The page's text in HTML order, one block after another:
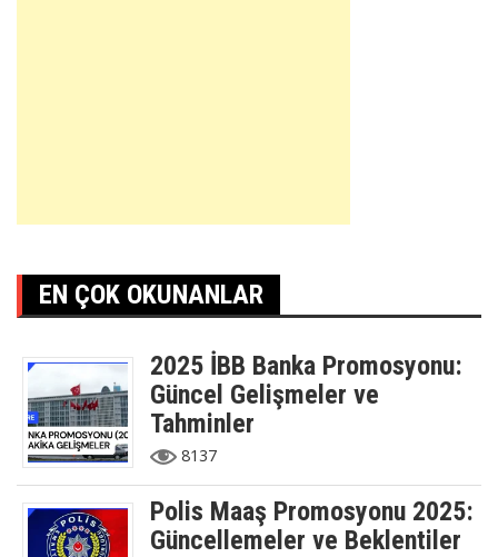
EN ÇOK OKUNANLAR
2025 İBB Banka Promosyonu:
Güncel Gelişmeler ve
Tahminler
8137
Polis Maaş Promosyonu 2025:
Güncellemeler ve Beklentiler